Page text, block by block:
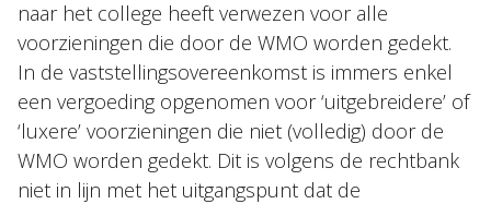
naar het college heeft verwezen voor alle
voorzieningen die door de WMO worden gedekt.
In de vaststellingsovereenkomst is immers enkel
een vergoeding opgenomen voor ‘uitgebreidere’ of
‘luxere’ voorzieningen die niet (volledig) door de
WMO worden gedekt. Dit is volgens de rechtbank
niet in lijn met het uitgangspunt dat de